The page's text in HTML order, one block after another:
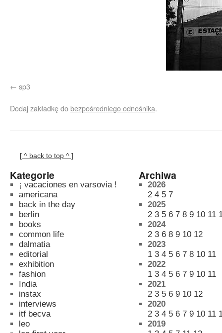
sp3
Dodaj zakładkę dobezpośredniego odnośnika.
[ ^ back to top ^ ]
Kategorie
¡ vacaciones en varsovia !
americana
back in the day
berlin
books
common life
dalmatia
editorial
exhibition
fashion
India
instax
interviews
itf becva
leo
Archiwa
2026
2 4 5 7
2025
2 3 5 6 7 8 9 10 11
2024
2 3 6 8 9 10 12
2023
1 3 4 5 6 7 8 10 11
2022
1 3 4 5 6 7 9 10 11
2021
2 3 5 6 9 10 12
2020
2 3 4 5 6 7 9 10 11
2019